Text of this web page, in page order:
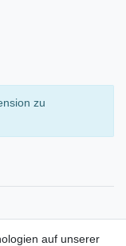
zu
auf unserer